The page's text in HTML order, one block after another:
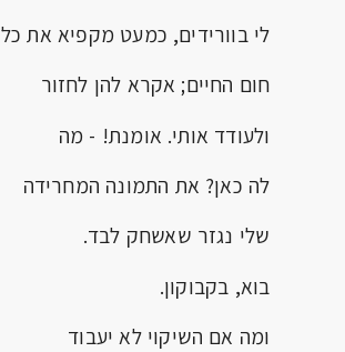
לי בוורידים, כמעט מקפיא את כל
חום החיים; אקרא להן לחזור
ולעודד אותי. אומנת! - מה
לה כאן? את התמונה המחרידה
שלי נגזר שאשחק לבד.
בוא, בקבוקון.
ומה אם השיקוי לא יעבוד